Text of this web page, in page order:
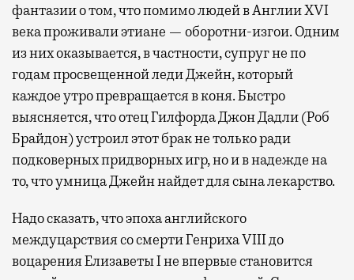
фантазии о том, что помимо людей в Англии XVI
века проживали этиане — оборотни-изгои. Одним
из них оказывается, в частности, супруг не по
годам просвещенной леди Джейн, который
каждое утро превращается в коня. Быстро
выясняется, что отец Гилфорда Джон Дадли (Роб
Брайдон) устроил этот брак не только ради
подковерных придворных игр, но и в надежде на
то, что умница Джейн найдет для сына лекарство.
Надо сказать, что эпоха английского
междуцарствия со смерти Генриха VIII до
воцарения Елизаветы I не впервые становится